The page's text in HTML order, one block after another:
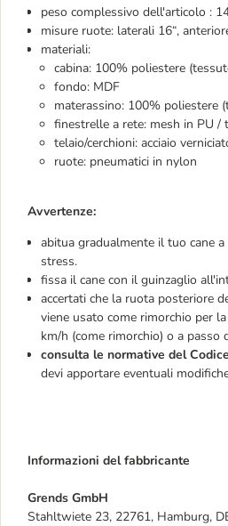
peso complessivo dell'articolo :
misure ruote: laterali 16“,
materiali:
cabina: 100% poliestere
fondo: MDF
materassino: 100% poliestere
finestrelle a rete: mesh in PU /
telaio/cerchioni: acciaio
ruote: pneumatici in nylon
Avvertenze:
abitua gradualmente il tuo cane
stress.
fissa il cane con il guinzaglio
accertati che la ruota posteriore
viene usato come rimorchio per
km/h (come rimorchio) o a passo
consulta le normative del
devi apportare eventuali
Informazioni del fabbricante
Grends GmbH
Stahltwiete 23, 22761, Hamburg,